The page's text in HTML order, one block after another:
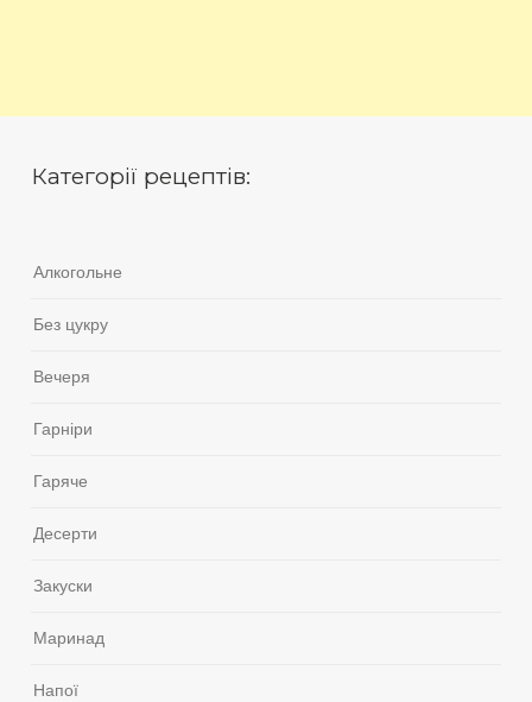
Категорії рецептів:
Алкогольне
Без цукру
Вечеря
Гарніри
Гаряче
Десерти
Закуски
Маринад
Напої